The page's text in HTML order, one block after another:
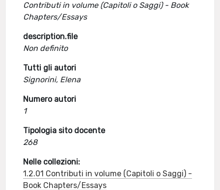
Contributi in volume (Capitoli o Saggi) - Book
Chapters/Essays
description.file
Non definito
Tutti gli autori
Signorini, Elena
Numero autori
1
Tipologia sito docente
268
Nelle collezioni:
1.2.01 Contributi in volume (Capitoli o Saggi) -
Book Chapters/Essays